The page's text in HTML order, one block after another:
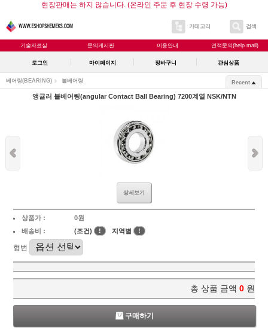
현장판매는 하지 않습니다. (온라인 주문 후 현장 수령 가능)
카테고리 검색
기술자료실 문의게시판 이용안내 견적문의(help mail)
로그인 마이페이지 장바구니 관심상품
베어링(BEARING) 볼베어링 Recent
앵귤러 볼베어링(angular Contact Ball Bearing) 7200계열 NSK/NTN
상세보기
상품가 :
0원
배송비 :
(조건) ! 지역별 !
형번
총 상품 금액 0 원
구매하기